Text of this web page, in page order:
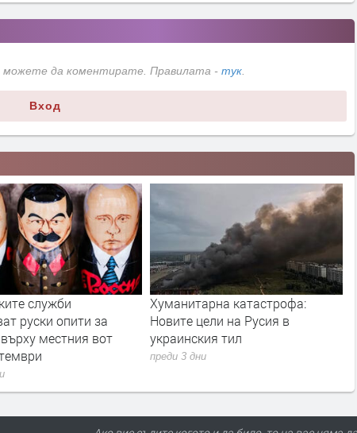
можете да коментирате. Правилата - тук.
Вход
служби
руски опити за
местния вот
Хуманитарна катастрофа:
Новите цели на Русия в
украинския тил
преди 3 дни